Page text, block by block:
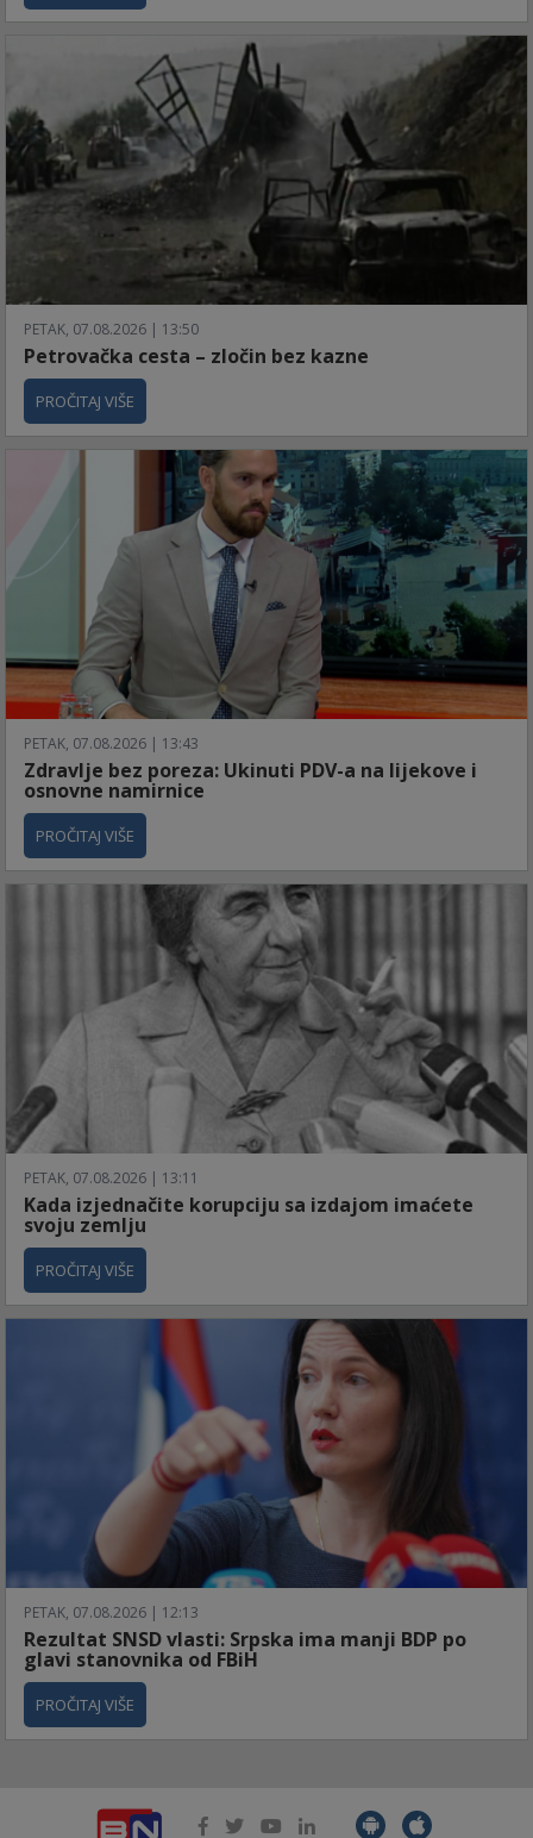
PETAK, 07.08.2026 | 13:50
Petrovačka cesta – zločin bez kazne
PROČITAJ VIŠE
PETAK, 07.08.2026 | 13:43
Zdravlje bez poreza: Ukinuti PDV-a na lijekove i
osnovne namirnice
PROČITAJ VIŠE
PETAK, 07.08.2026 | 13:11
Kada izjednačite korupciju sa izdajom imaćete
svoju zemlju
PROČITAJ VIŠE
PETAK, 07.08.2026 | 12:13
Rezultat SNSD vlasti: Srpska ima manji BDP po
glavi stanovnika od FBiH
PROČITAJ VIŠE